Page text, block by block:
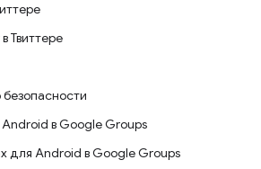
Твиттере
в Google Groups
для Android в Google Groups